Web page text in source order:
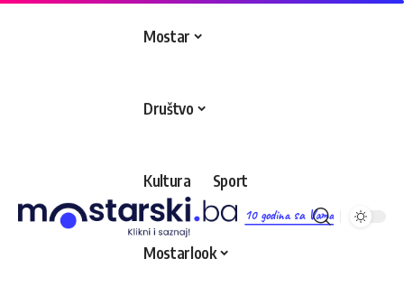
10 godina sa Vama
Mostar
Društvo
Kultura Sport
Mostarlook